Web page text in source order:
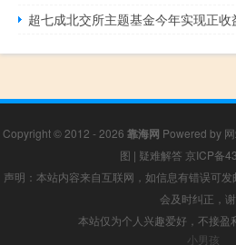
Copyright © 2012 - 2026 靠海网 Powered by
图 | 疑难解答 京ICP备
声明：本站内容来自互联网，如信息有错误可
会及时纠正，
本站仅为个人兴趣爱好，不接盈
小男孩